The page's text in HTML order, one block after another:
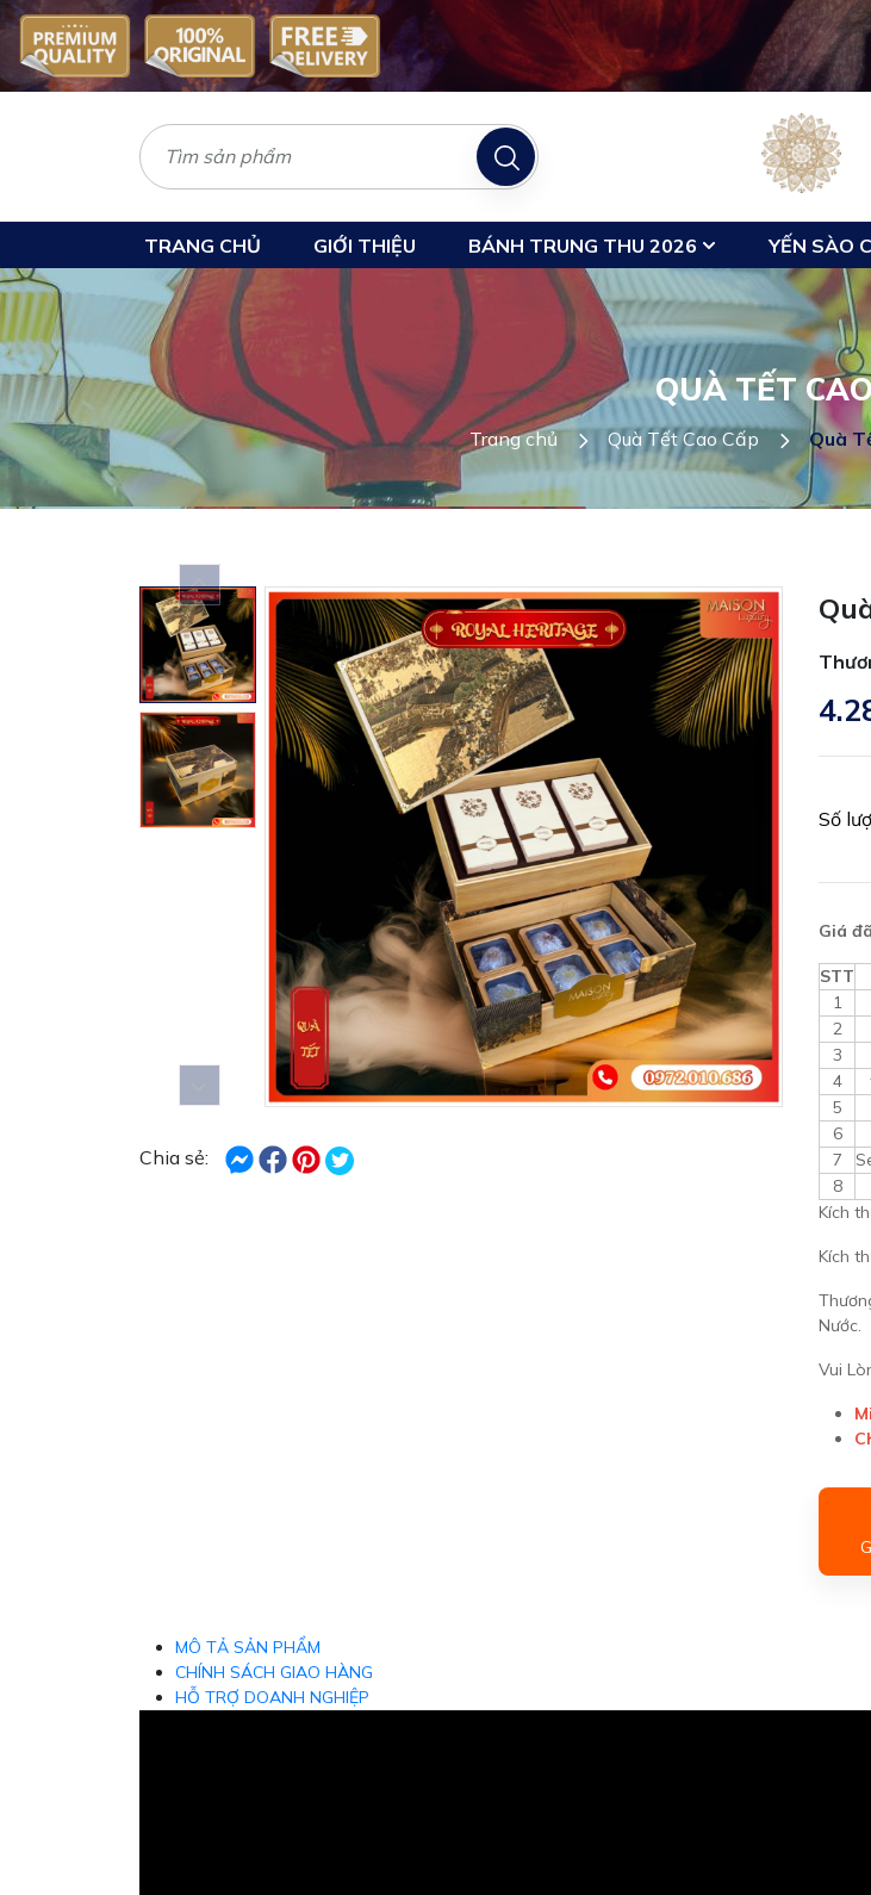
TRANG CHỦ GIỚI THIỆU BÁNH TRUNG THU 2026 YẾN SÀO
QUÀ TẾT
Trang chủ Quà Tết Cao Cấp Quà
Chia sẻ:
Số
Giá
STT
1
2
3
4
5
6
7
8
Kích
Kích
Nước.
Vui
MÔ TẢ SẢN PHẨM
CHÍNH SÁCH GIAO HÀNG
HỖ TRỢ DOANH NGHIỆP